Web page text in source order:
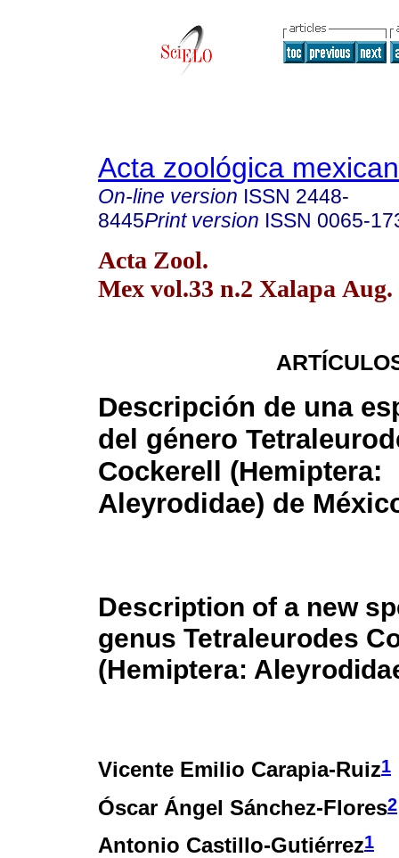
Acta zoológica
On-line version ISSN 2448-
8445Print version ISSN 0065-
Acta Zool.
Mex vol.33 n.2 Xalapa Aug.
Descripción de una
del género
Cockerell (Hemiptera:
Aleyrodidae) de
Description of a new
genus Tetraleurodes
(Hemiptera:
Vicente Emilio Carapia-Ruiz1
Óscar Ángel Sánchez-Flores2
Antonio Castillo-Gutiérrez1